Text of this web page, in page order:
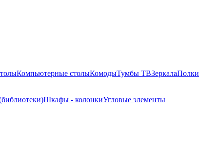
Компьютерные столыКомодыТумбы ТВЗеркалаПолки
Шкафы - колонкиУгловые элементы